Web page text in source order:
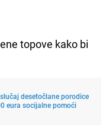
topove kako bi
desetočlane porodice
eura socijalne pomoći